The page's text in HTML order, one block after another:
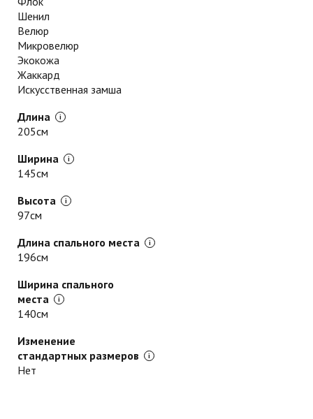
Шенил
Велюр
Микровелюр
Экокожа
Жаккард
Искусственная замша
Длина
205см
Ширина
145см
Высота
97см
Длина спального места
196см
Ширина спального
места
140см
Изменение
стандартных размеров
Нет